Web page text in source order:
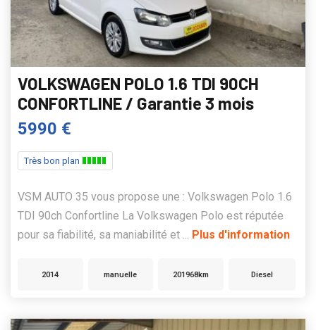
VOLKSWAGEN POLO 1.6 TDI 90CH
CONFORTLINE / Garantie 3 mois
5990 €
Très bon plan
VSM AUTO 35 vous propose une : Volkswagen Polo 1.6
TDI 90ch Confortline La Volkswagen Polo est réputée
pour sa fiabilité, sa maniabilité et ... Plus d'information
2014 manuelle 201968km Diesel